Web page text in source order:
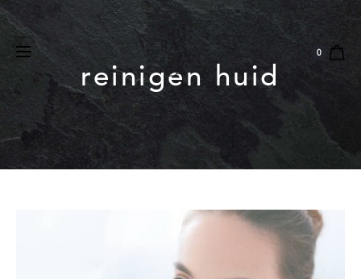
Natuurlijk Vegan
Dierproefvrij 0
reinigen huid